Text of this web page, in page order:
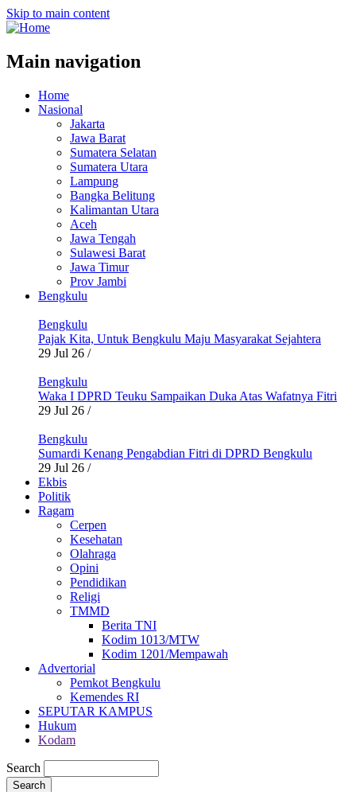
Skip to main content
Main navigation
Home
Nasional
Jakarta
Jawa Barat
Sumatera Selatan
Sumatera Utara
Lampung
Bangka Belitung
Kalimantan Utara
Aceh
Jawa Tengah
Sulawesi Barat
Jawa Timur
Prov Jambi
Bengkulu
Bengkulu
Pajak Kita, Untuk Bengkulu Maju Masyarakat Sejahtera
29 Jul 26 /
Bengkulu
Waka I DPRD Teuku Sampaikan Duka Atas Wafatnya Fitri
29 Jul 26 /
Bengkulu
Sumardi Kenang Pengabdian Fitri di DPRD Bengkulu
29 Jul 26 /
Ekbis
Politik
Ragam
Cerpen
Kesehatan
Olahraga
Opini
Pendidikan
Religi
TMMD
Berita TNI
Kodim 1013/MTW
Kodim 1201/Mempawah
Advertorial
Pemkot Bengkulu
Kemendes RI
SEPUTAR KAMPUS
Hukum
Kodam
Search